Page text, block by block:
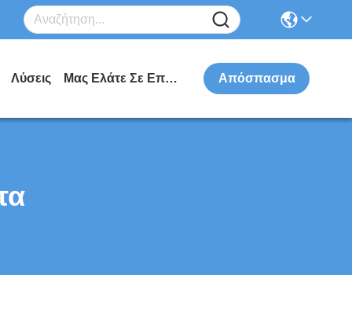
Λύσεις Μας Ελάτε Σε Επαφή Με Απόσπασμα